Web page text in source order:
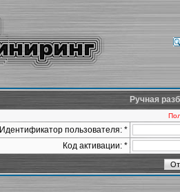
Ручная
Идентификатор пользователя: *
Код активации: *